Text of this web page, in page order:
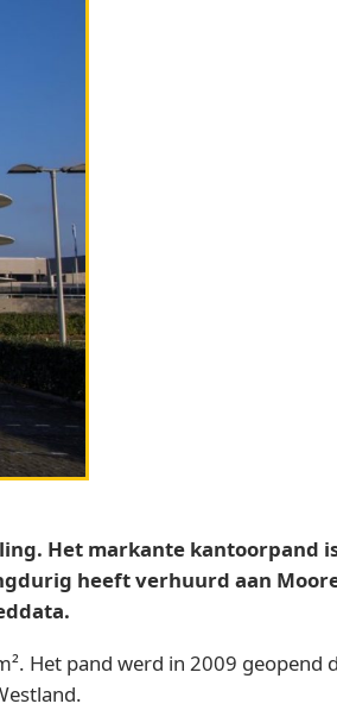
Het markante kantoorpand
heeft verhuurd aan Moore
Het pand werd in 2009 geopend